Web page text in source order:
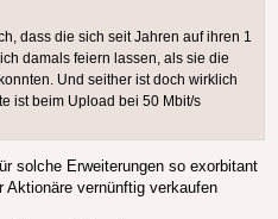
dass die sich seit Jahren auf ihren 1
damals feiern lassen, als sie die
Und seither ist doch wirklich
ist beim Upload bei 50 Mbit/s
solche Erweiterungen so exorbitant
vernünftig verkaufen